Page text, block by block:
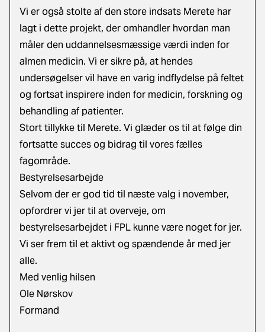
Vi er også stolte af den store indsats Merete har
lagt i dette projekt, der omhandler hvordan man
måler den uddannelsesmæssige værdi inden for
almen medicin. Vi er sikre på, at hendes
undersøgelser vil have en varig indflydelse på feltet
og fortsat inspirere inden for medicin, forskning og
behandling af patienter.
Stort tillykke til Merete. Vi glæder os til at følge din
fortsatte succes og bidrag til vores fælles
fagområde.
Bestyrelsesarbejde
Selvom der er god tid til næste valg i november,
opfordrer vi jer til at overveje, om
bestyrelsesarbejdet i FPL kunne være noget for jer.
Vi ser frem til et aktivt og spændende år med jer
alle.
Med venlig hilsen
Ole Nørskov
Formand